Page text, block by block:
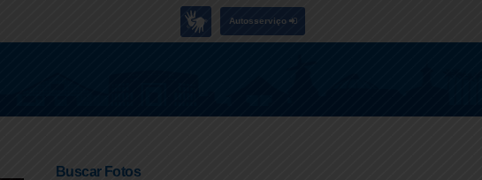
Autosserviço
Buscar Fotos